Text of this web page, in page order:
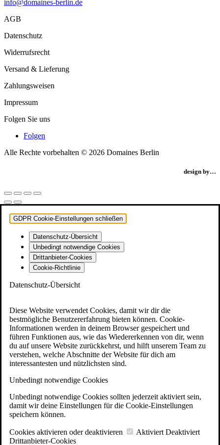
info@domaines-berlin.de
AGB
Datenschutz
Widerrufsrecht
Versand & Lieferung
Zahlungsweisen
Impressum
Folgen Sie uns
Folgen
Alle Rechte vorbehalten © 2026 Domaines Berlin
design by…
GDPR Cookie-Einstellungen schließen
Datenschutz-Übersicht
Unbedingt notwendige Cookies
Drittanbieter-Cookies
Cookie-Richtlinie
Datenschutz-Übersicht
Diese Website verwendet Cookies, damit wir dir die
bestmögliche Benutzererfahrung bieten können. Cookie-
Informationen werden in deinem Browser gespeichert und
führen Funktionen aus, wie das Wiedererkennen von dir, wenn
du auf unsere Website zurückkehrst, und hilft unserem Team zu
verstehen, welche Abschnitte der Website für dich am
interessantesten und nützlichsten sind.
Unbedingt notwendige Cookies
Unbedingt notwendige Cookies sollten jederzeit aktiviert sein,
damit wir deine Einstellungen für die Cookie-Einstellungen
speichern können.
Cookies aktivieren oder deaktivieren Aktiviert Deaktiviert
Drittanbieter-Cookies